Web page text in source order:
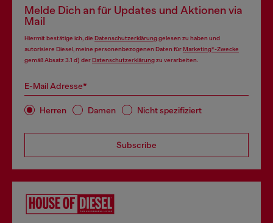
Melde Dich an für Updates und Aktionen via
Mail
Hiermit bestätige ich, die Datenschutzerklärunggelesen zu haben und
autorisiere Diesel, meine personenbezogenen Daten fürMarketing*-Zwecke
gemäß Absatz 3.1 d) derDatenschutzerklärungzu verarbeiten.
E-Mail Adresse*
Herren Damen Nicht spezifiziert
Subscribe